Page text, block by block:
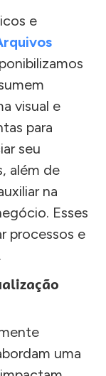
e
visual e
para
seu
além de
na
Esses
processos e
uma